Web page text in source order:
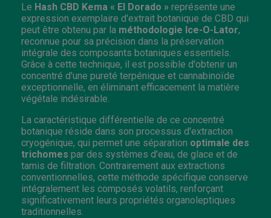
Le Hash CBD Kema « El Dorado » représente une
expression exemplaire d'extrait botanique de CBD qui
peut être obtenu par la méthodologie Ice-O-Lator,
reconnue pour sa précision dans la préservation
intégrale des composants botaniques essentiels.
Grâce à cette technique, il est possible d'obtenir un
concentré d'une pureté terpénique et cannabinoïde
exceptionnelle, en éliminant efficacement la matière
végétale indésirable.
La caractéristique différentielle de ce concentré
botanique réside dans son processus d'extraction
cryogénique, qui permet une séparation optimale des
trichomes par des systèmes d'eau, de glace et de
tamis de filtration. Contrairement aux extractions
conventionnelles, cette méthode spécifique conserve
intégralement les composés volatils, renforçant
significativement leurs propriétés organoleptiques
traditionnelles.